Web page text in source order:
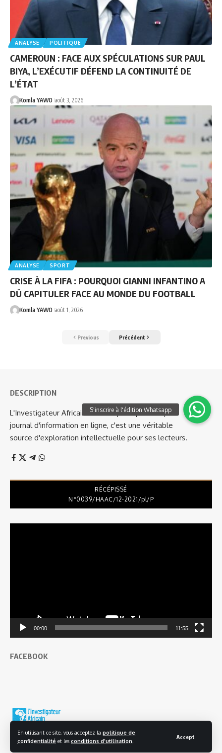
En utilisant ce site, vous acceptez la politique de
confidentialité et les conditions d'utilisation
Accept
ANALYSE POLITIQUE
CAMEROUN : FACE AUX SPÉCULATIONS SUR PAUL
BIYA, L’EXÉCUTIF DÉFEND LA CONTINUITÉ DE
L’ÉTAT
Komla YAWO août 3, 2026
ANALYSE SPORT
CRISE À LA FIFA : POURQUOI GIANNI INFANTINO A
DÛ CAPITULER FACE AU MONDE DU FOOTBALL
Komla YAWO août 1, 2026
Previous Précédent
DESCRIPTION
L'Investigateur Africain est bien plus qu'un simple
journal d'information en ligne, c'est une véritable
source d'exploration intellectuelle pour ses lecteurs.
RÉCÉPISSÉ
N°0039/HAAC/12-2021/pl/P
00:00 11:55
FACEBOOK
© 2025 L'investigateur Africain | Tous droits réservés